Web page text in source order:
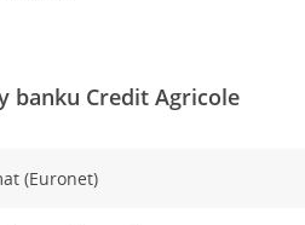
banku Credit Agricole
(Euronet)